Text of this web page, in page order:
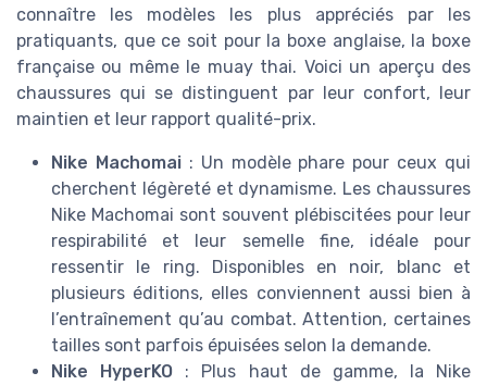
connaître les modèles les plus appréciés par les
pratiquants, que ce soit pour la boxe anglaise, la boxe
française ou même le muay thai. Voici un aperçu des
chaussures qui se distinguent par leur confort, leur
maintien et leur rapport qualité-prix.
Nike Machomai: Un modèle phare pour ceux qui
cherchent légèreté et dynamisme. Les chaussures
Nike Machomai sont souvent plébiscitées pour leur
respirabilité et leur semelle fine, idéale pour
ressentir le ring. Disponibles en noir, blanc et
plusieurs éditions, elles conviennent aussi bien à
l’entraînement qu’au combat. Attention, certaines
tailles sont parfois épuisées selon la demande.
Nike HyperKO : Plus haut de gamme, la Nike